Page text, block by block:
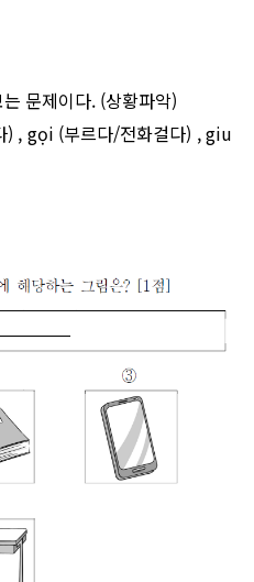
문제이다. (상황파악)
) , gọi (부르다/전화걸다) ,giu